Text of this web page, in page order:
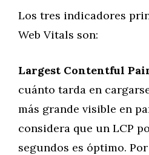
Los tres indicadores
Web Vitals son:
Largest Contentful
cuánto tarda en
más grande visible en
considera que un LCP
segundos es óptimo.